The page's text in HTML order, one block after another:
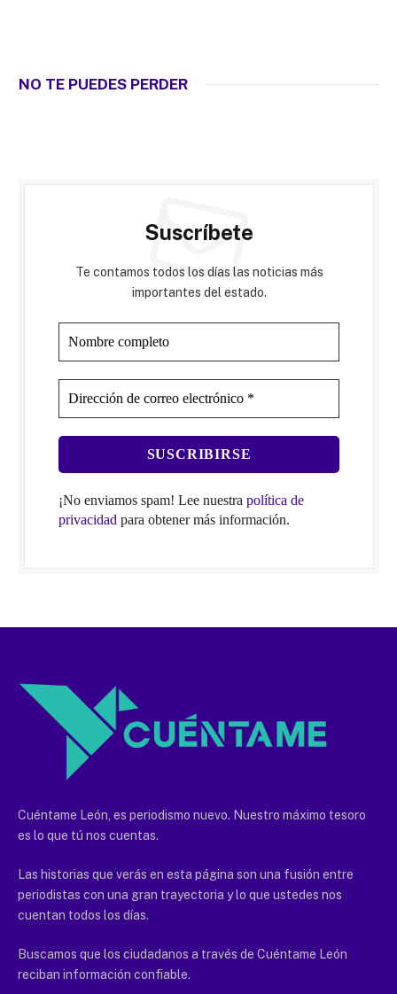
NO TE PUEDES PERDER
Suscríbete
Te contamos todos los días las noticias más
importantes del estado.
¡No enviamos spam! Lee nuestra política de
privacidad para obtener más información.
Cuéntame León, es periodismo nuevo. Nuestro máximo tesoro
es lo que tú nos cuentas.
Las historias que verás en esta página son una fusión entre
periodistas con una gran trayectoria y lo que ustedes nos
cuentan todos los días.
Buscamos que los ciudadanos a través de Cuéntame León
reciban información confiable.